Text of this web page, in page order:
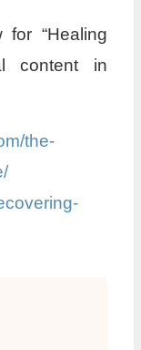
“Healing
content in
the-